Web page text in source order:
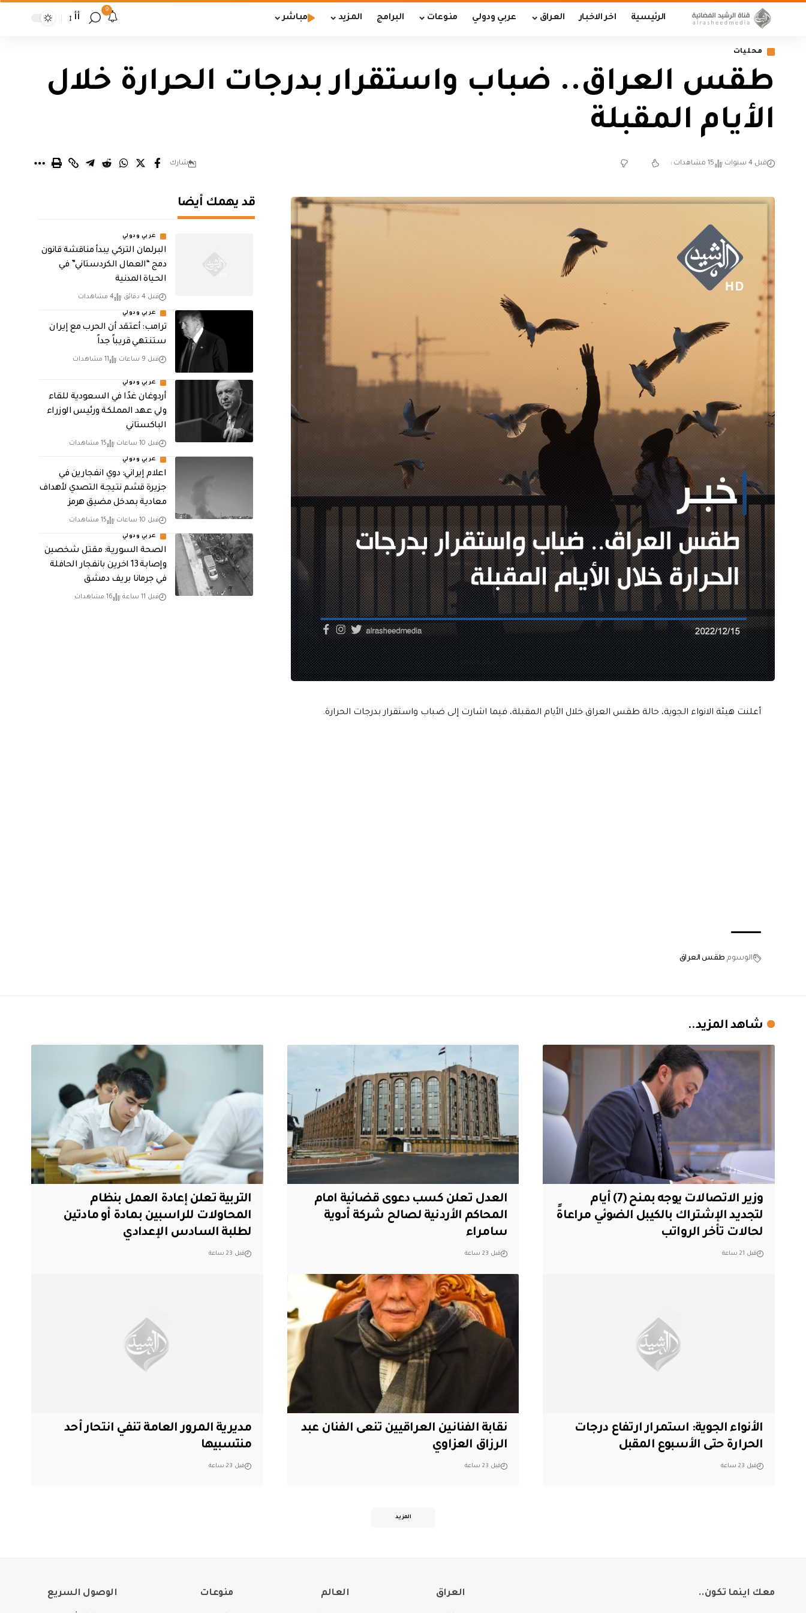
الرئيسية اخر الاخبار العراق عربي ودولي منوعات البرامج المزيد مباشر
9
أأ
محليات
طقس العراق.. ضباب واستقرار بدرجات الحرارة خلال
الأيام المقبلة
قبل 4 سنوات 15 مشاهدات شارك
أعلنت هيئة الانواء الجوية، حالة طقس العراق خلال الأيام المقبلة، فيما اشارت إلى ضباب واستقرار بدرجات الحرارة.
الوسوم طقس العراق
قد يهمك أيضا
عربي ودولي
البرلمان التركي يبدأ مناقشة قانون
دمج “العمال الكردستاني” في
الحياة المدنية
قبل 4 دقائق 4 مشاهدات
عربي ودولي
‏ترامب: أعتقد أن الحرب مع إيران
ستنتهي قريباً جداً
قبل 9 ساعات 11 مشاهدات
عربي ودولي
أردوغان غدًا في السعودية للقاء
ولي عهد المملكة ورئيس الوزراء
الباكستاني
قبل 10 ساعات 15 مشاهدات
عربي ودولي
اعلام إيراني: دوي انفجارين في
جزيرة قشم نتيجة التصدي لأهداف
معادية بمدخل مضيق هرمز
قبل 10 ساعات 15 مشاهدات
عربي ودولي
الصحة السورية: مقتل شخصين
وإصابة 13 اخرين بانفجار الحافلة
في جرمانا بريف دمشق
قبل 11 ساعة 16 مشاهدات
شاهد المزيد..
وزير الاتصالات يوجه بمنح (7) أيام
لتجديد الإشتراك بالكيبل الضوئي مراعاةً
لحالات تأخر الرواتب
قبل 21 ساعة
العدل تعلن كسب دعوى قضائية امام
المحاكم الأردنية لصالح شركة أدوية
سامراء
قبل 23 ساعة
التربية تعلن إعادة العمل بنظام
المحاولات للراسبين بمادة أو مادتين
لطلبة السادس الإعدادي
قبل 23 ساعة
الأنواء الجوية: استمرار ارتفاع درجات
الحرارة حتى الأسبوع المقبل
قبل 23 ساعة
نقابة الفنانين العراقيين تنعى الفنان عبد
الرزاق العزاوي
قبل 23 ساعة
مديرية المرور العامة تنفي انتحار أحد
منتسبيها
قبل 23 ساعة
المزيد
معك اينما تكون.. العراق العالم منوعات الوصول السريع